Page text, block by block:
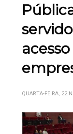
QUARTA-FEIRA, 22